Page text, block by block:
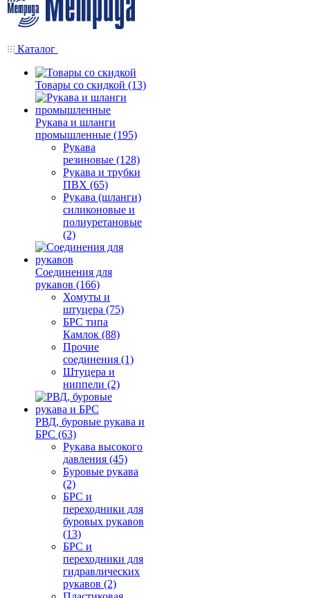
Каталог
Товары со скидкой (13)
Рукава и шланги
промышленные (195)
Рукава
резиновые (128)
Рукава и трубки
ПВХ (65)
Рукава (шланги)
силиконовые и
полиуретановые
(2)
Соединения для
рукавов (166)
Хомуты и
штуцера (75)
БРС типа
Камлок (88)
Прочие
соединения (1)
Штуцера и
ниппели (2)
РВД, буровые рукава и
БРС (63)
Рукава высокого
давления (45)
Буровые рукава
(2)
БРС и
переходники для
буровых рукавов
(13)
БРС и
переходники для
гидравлических
рукавов (2)